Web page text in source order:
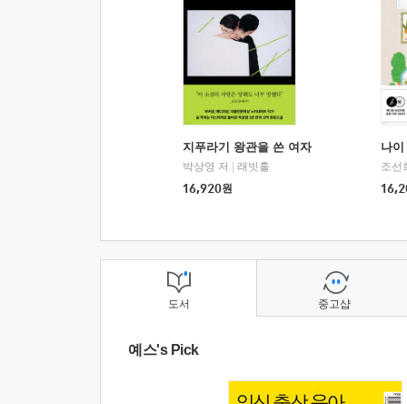
지푸라기 왕관을 쓴 여자
박상영 저
래빗홀
16,920원
나
조선
도서
예스's Pick
중고샵